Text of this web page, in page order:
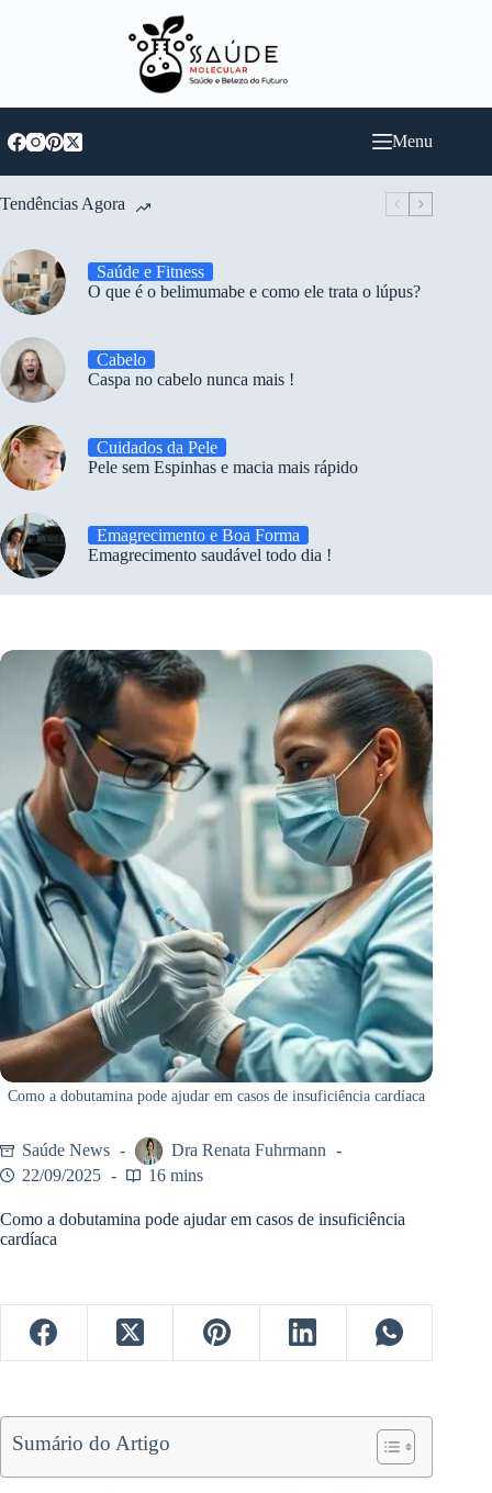
Menu
Tendências Agora
Saúde e Fitness
O que é o belimumabe e como ele trata o lúpus?
Cabelo
Caspa no cabelo nunca mais !
Cuidados da Pele
Pele sem Espinhas e macia mais rápido
Emagrecimento e Boa Forma
Emagrecimento saudável todo dia !
Como a dobutamina pode ajudar em casos de insuficiência cardíaca
Saúde News
Dra Renata Fuhrmann
22/09/2025
16 mins
Como a dobutamina pode ajudar em casos de insuficiência
cardíaca
Sumário do Artigo